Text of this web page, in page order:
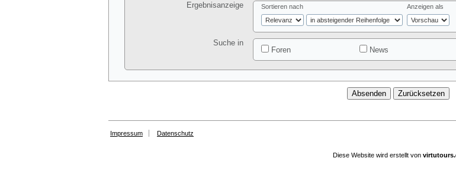
Ergebnisanzeige Sortieren nach Anzeigen als
Suche in
Foren
News
Impressum Datenschutz
Diese Website wird erstellt von